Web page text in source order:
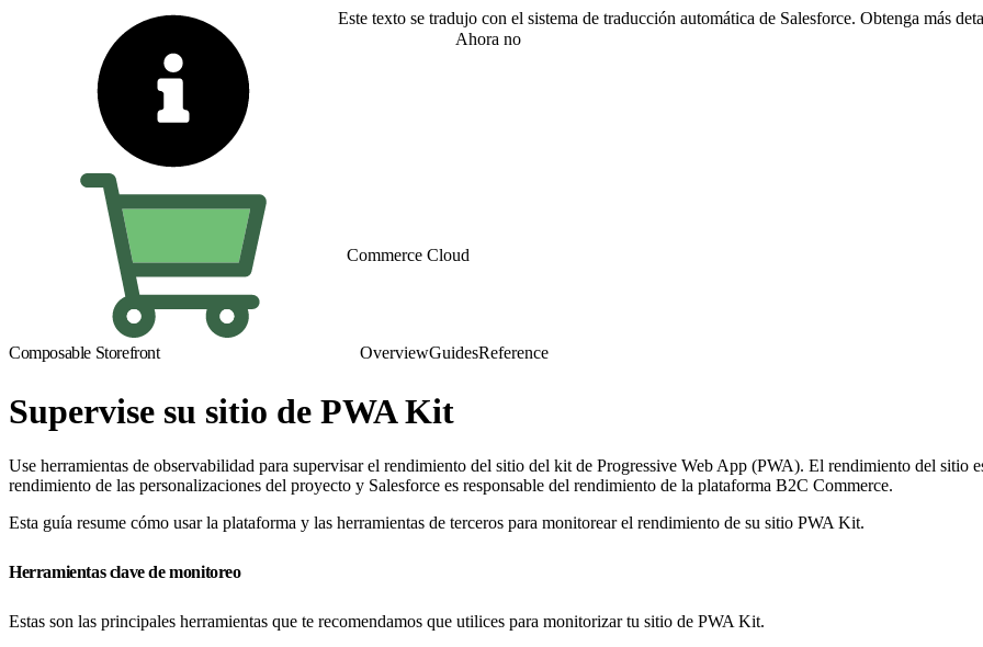
Este texto se tradujo con el sistema de traducción automática de Salesforce. Obtenga más
Ahora no
Commerce Cloud
Composable Storefront OverviewGuidesReference
Supervise su sitio de PWA Kit
Use herramientas de observabilidad para supervisar el rendimiento del sitio del kit de Progressive Web App (PWA). El rendimiento del sitio
rendimiento de las personalizaciones del proyecto y Salesforce es responsable del rendimiento de la plataforma B2C Commerce.
Esta guía resume cómo usar la plataforma y las herramientas de terceros para monitorear el rendimiento de su sitio PWA Kit.
Herramientas clave de monitoreo
Estas son las principales herramientas que te recomendamos que utilices para monitorizar tu sitio de PWA Kit.